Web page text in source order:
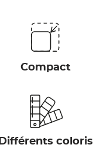
Compact
Différents coloris